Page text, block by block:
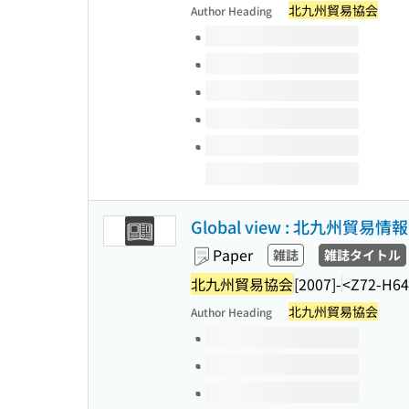
Author Heading 北九州貿易協会
Volumes of this title
Global view : 北九州貿易情報
Paper 雑誌 雑誌タイトル
北九州貿易協会[2007]-<Z72-
Author Heading 北九州貿易協会
Volumes of this title